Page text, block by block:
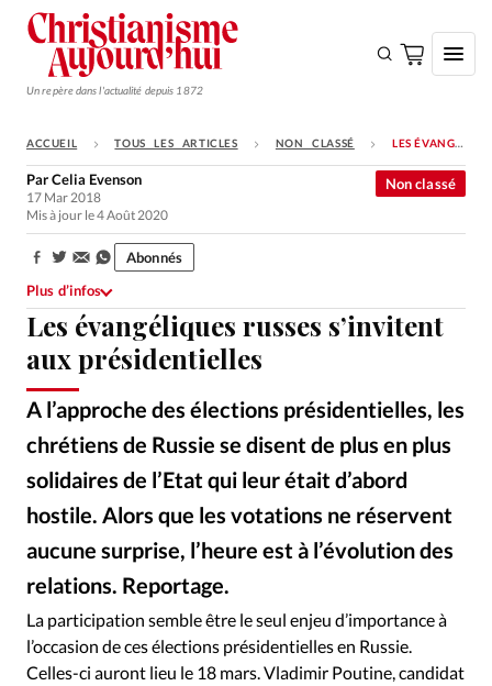
Un repère dans l'actualité depuis 1872
S'ABONNER
Monde
Opinions
Tous les articles
Faire un don
Emploi
Se connecter
Édition: Internationale
RUBRIQUES
Tous les articles
Actualité chrétienne
Actualité internationale
Chronique
Culture
Dossier
Eglises Foi Génération réveil
Monde
ACCUEIL TOUS LES ARTICLES NON CLASSÉ LES ÉVANGÉLIQUES RUSSES S’INVITENT AUX PRÉSIDENTIELLES
Les évangéliques russes s’invitent
aux présidentielles
A l’approche des élections présidentielles, les
chrétiens de Russie se disent de plus en plus
solidaires de l’Etat qui leur était d’abord
hostile. Alors que les votations ne réservent
aucune surprise, l’heure est à l’évolution des
relations. Reportage.
Non classé
ParCelia Evenson
17 Mar 2018
Mis à jour le 4 Août 2020
Partager:
Abonnés
Plus d’infos
La participation semble être le seul enjeu d’importance à
l’occasion de ces élections présidentielles en Russie.
Celles-ci auront lieu le 18 mars. Vladimir Poutine, candidat